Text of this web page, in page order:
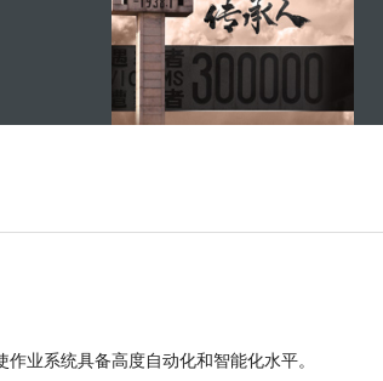
业系统具备高度自动化和智能化水平。